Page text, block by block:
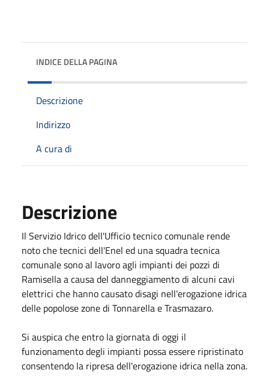
INDICE DELLA PAGINA
Descrizione
Indirizzo
A cura di
Descrizione
Il Servizio Idrico dell'Ufficio tecnico comunale rende
noto che tecnici dell'Enel ed una squadra tecnica
comunale sono al lavoro agli impianti dei pozzi di
Ramisella a causa del danneggiamento di alcuni cavi
elettrici che hanno causato disagi nell'erogazione idrica
delle popolose zone di Tonnarella e Trasmazaro.
Si auspica che entro la giornata di oggi il
funzionamento degli impianti possa essere ripristinato
consentendo la ripresa dell'erogazione idrica nella zona.